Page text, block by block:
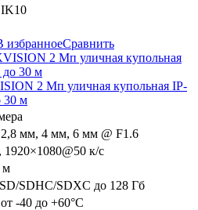
избранноеСравнить
2 Мп уличная купольная IP-
30 м
мм, 4 мм, 6 мм @ F1.6
к/с
м
SDHC/SDXC до 128 Гб
-40 до +60°С